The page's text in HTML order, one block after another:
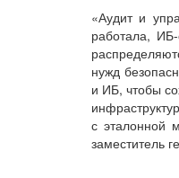
«Аудит и
работала,
нужд
и ИБ, чтобы
с эталонной
заместитель